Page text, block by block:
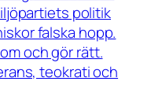
politik
falska hopp.
och gör rätt.
teokrati och